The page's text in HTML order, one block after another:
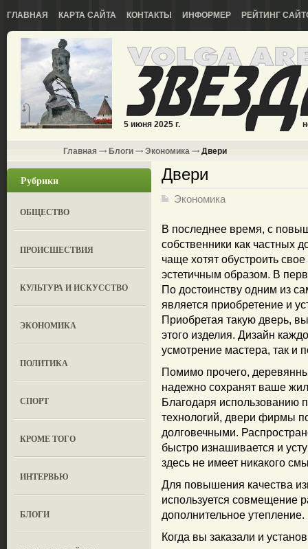
ГЛАВНАЯ КАРТА САЙТА КОНТАКТЫ ИНФОРМЕР РЕЙТИНГ
5 июня 2025 г.
Главная Блоги Экономика Двери
Рубрики
ОБЩЕСТВО
ПРОИСШЕСТВИЯ
КУЛЬТУРА И ИСКУССТВО
ЭКОНОМИКА
ПОЛИТИКА
СПОРТ
КРОМЕ ТОГО
ИНТЕРВЬЮ
БЛОГИ
Двери
Экономика
В последнее время, с
собственники как частных
чаще хотят обустроить
эстетичным образом. В
По достоинству одним из
является приобретение и
Приобретая такую дверь,
этого изделия. Дизайн
усмотрение мастера, так и
Помимо прочего,
надежно сохранят ваше
Благодаря использованию
технологий, двери фирмы
долговечными.
быстро изнашивается и
здесь не имеет никакого
Для повышения качества
используется совмещение
дополнительное утепление.
Когда вы заказали и